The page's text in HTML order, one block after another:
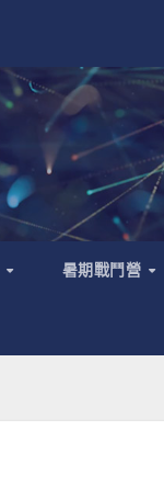
暑期戰鬥營